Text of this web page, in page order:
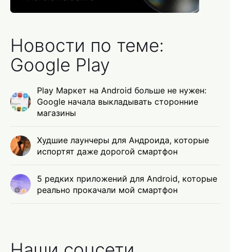
Новости по теме:
Google Play
Play Маркет на Android больше не нужен:
Google начала выкладывать сторонние
магазины
Худшие лаунчеры для Андроида, которые
испортят даже дорогой смартфон
5 редких приложений для Android, которые
реально прокачали мой смартфон